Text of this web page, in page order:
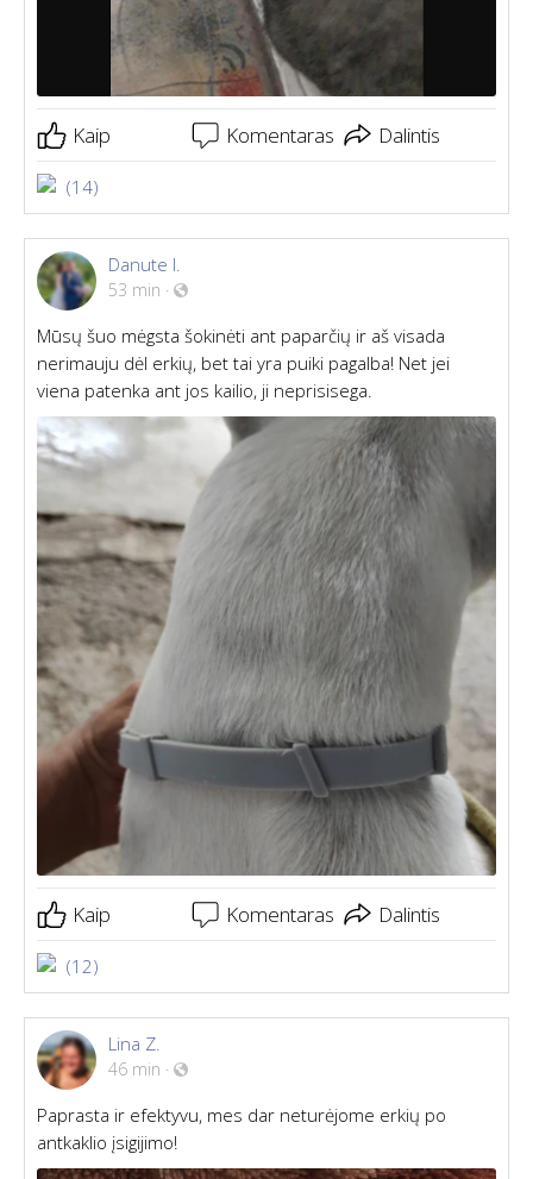
Kaip Komentaras Dalintis
(14)
Danute I.
53 min ·
Mūsų šuo mėgsta šokinėti ant paparčių ir aš visada
nerimauju dėl erkių, bet tai yra puiki pagalba! Net jei
viena patenka ant jos kailio, ji neprisisega.
Kaip Komentaras Dalintis
(12)
Lina Z.
46 min ·
Paprasta ir efektyvu, mes dar neturėjome erkių po
antkaklio įsigijimo!